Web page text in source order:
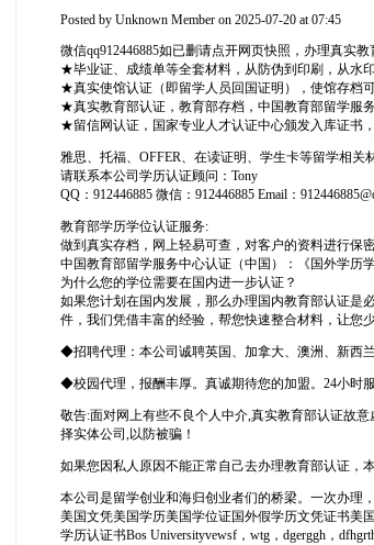
Posted byUnknown Member on 2025-07-20 at 07:45
微信qq912446885如已删请点开网页快照，办理真实
★毕业证、成绩单等全套材料，从防伪到印刷，从水
★真实使馆认证（即留学人员回国证明），使馆存档
★真实教育部认证，教育部存档，中国教育部留学服
★留信网认证，国家专业人才认证中心颁发入库证书
雅思、托福、OFFER、在读证明、学生卡等留学相关
请联系本公司学历认证顾问：Tony
QQ：912446885 微信：912446885 Email：
教育部学历学位认证服务:
做到真实存档，网上轻易可查，对客户的资料进行保
中国教育部留学服务中心认证（中国）：《国外学历学
为什么您的学位需要在国内进一步认证？
如果您计划在国内发展，那么办理国内教育部认证是
件，我们凭借丰富的经验，帮您快速整合材料，让您少
◆招聘代理：本公司诚聘英国、加拿大、澳洲、新西
◆校园代理，报酬丰厚。真诚期待您的加盟。24小时
敬告:面对网上有些不良个人中介,真实教育部认证故
择实体公司,以防被骗！
如果您因私人原因不能正常自己去办理教育部认证，
本公司是留学创业和海归创业者们的桥梁。一次办理
美国文凭美国学历美国学位证国外假学历文凭证书美
学历认证书Bos Universityvewsf，wtg，dgerggh，